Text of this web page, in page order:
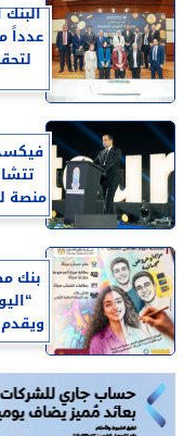
عدداً
منصة
بنك